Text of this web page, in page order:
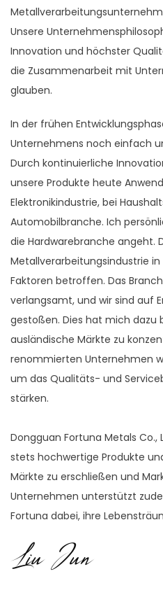
Unsere
Innovation und höchster
die Zusammenarbeit mit
glauben.
In der frühen
Unternehmens noch einfach
Durch kontinuierliche
unsere Produkte heute
Elektronikindustrie, bei
Automobilbranche. Ich
die Hardwarebranche angeht.
Metallverarbeitungsindustrie
Faktoren betroffen. Das
verlangsamt, und wir sind auf
gestoßen. Dies hat mich dazu
ausländische Märkte zu
renommierten Unternehmen
um das Qualitäts- und
stärken.
Dongguan Fortuna Metals Co.,
stets hochwertige Produkte
Märkte zu erschließen und
Unternehmen unterstützt
Fortuna dabei, ihre
Liu Jun